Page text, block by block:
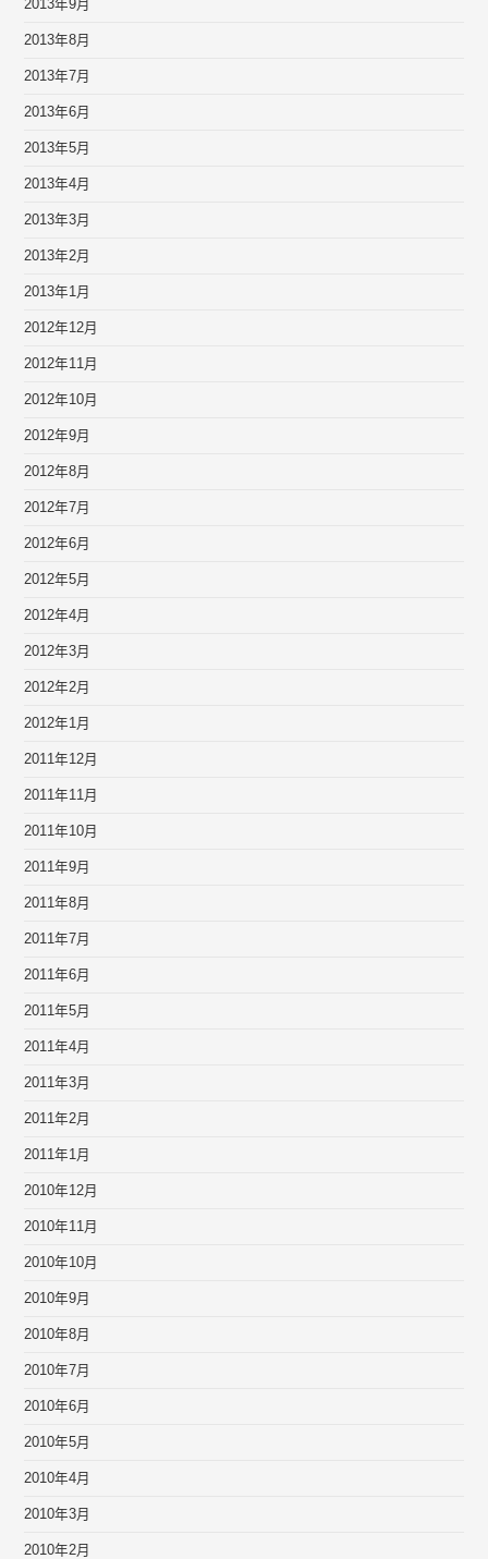
2013年9月
2013年8月
2013年7月
2013年6月
2013年5月
2013年4月
2013年3月
2013年2月
2013年1月
2012年12月
2012年11月
2012年10月
2012年9月
2012年8月
2012年7月
2012年6月
2012年5月
2012年4月
2012年3月
2012年2月
2012年1月
2011年12月
2011年11月
2011年10月
2011年9月
2011年8月
2011年7月
2011年6月
2011年5月
2011年4月
2011年3月
2011年2月
2011年1月
2010年12月
2010年11月
2010年10月
2010年9月
2010年8月
2010年7月
2010年6月
2010年5月
2010年4月
2010年3月
2010年2月